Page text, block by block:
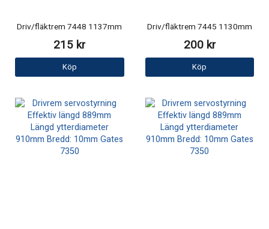
Driv/fläktrem 7448 1137mm
215 kr
Köp
Driv/fläktrem 7445 1130mm
200 kr
Köp